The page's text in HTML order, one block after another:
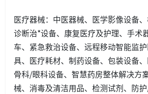
医疗器械：中医器械、医学影像设备、
诊断治*设备、康复医疗及护理、手术
车、紧急救治设备、远程移动智能监
具、医疗耗材、制药设备、包装设备
骨科/眼科设备、智慧药房整体解决方
械、消毒及清洁用品、检测试剂、防护